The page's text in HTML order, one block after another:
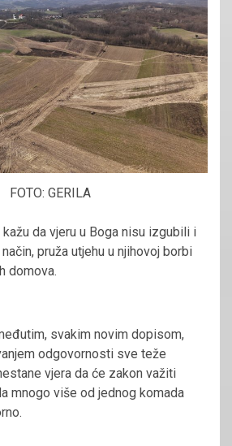
FOTO: GERILA
da vjeru u Boga nisu izgubili i
pruža utjehu u njihovoj borbi
domova.
svakim novim dopisom,
odgovornosti sve teže
vjera da će zakon važiti
mnogo više od jednog komada